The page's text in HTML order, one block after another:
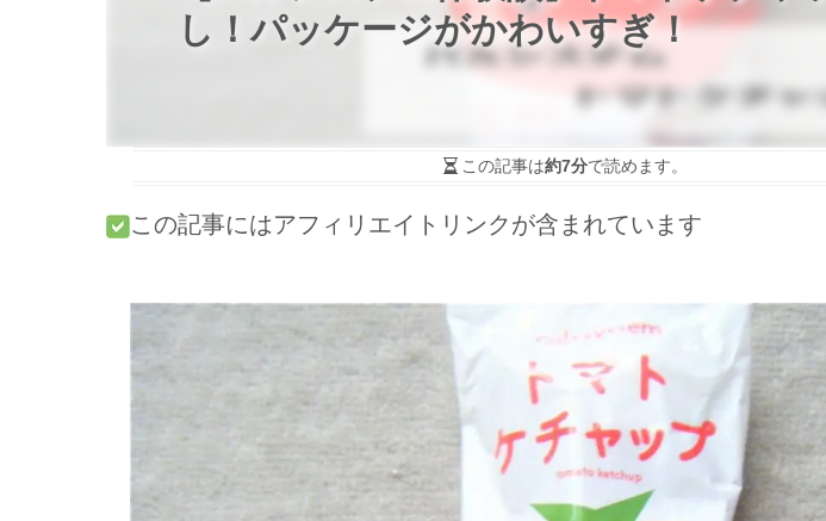
し！パッケージがかわいすぎ！
この記事は約7分で読めます。
この記事にはアフィリエイトリンクが含まれています